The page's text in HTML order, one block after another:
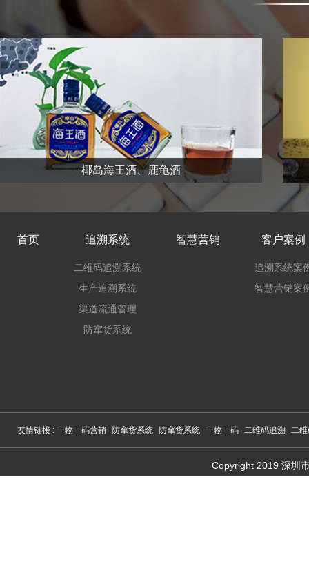
椰岛海王酒、鹿龟酒
首页 追溯系统
二维码追溯系统
生产追溯系统
渠道流通管理
防窜货系统
智慧营销 客户案例
追溯系统案
智慧营销案
友情链接 : 一物一码营销 防窜货系统 防窜货系统 一物一码 二维码追溯 二
Copyright 2019 深圳